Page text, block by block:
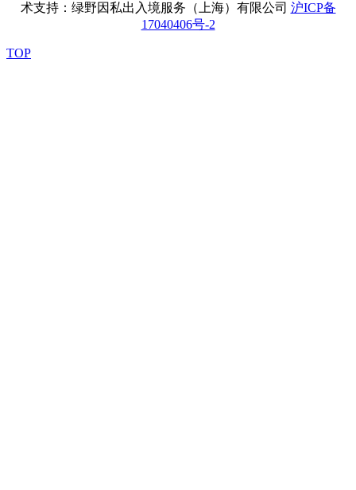
术支持：绿野因私出入境服务（上海）有限公司 沪ICP备
17040406号-2
TOP